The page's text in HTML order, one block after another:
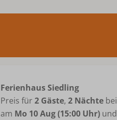
Ferienhaus Siedling
Preis für2 Gäste, 2 Nächte
am Mo 10 Aug (15:00 Uhr)